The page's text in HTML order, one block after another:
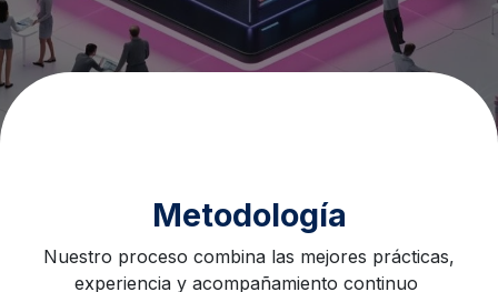
Metodología
Nuestro proceso combina las mejores prácticas,
experiencia y acompañamiento continuo